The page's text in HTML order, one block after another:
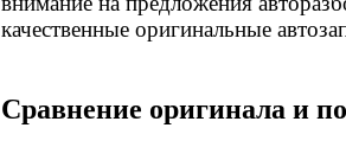
качественные оригинальные
Сравнение оригинала и